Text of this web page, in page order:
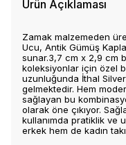
Ürün Açıklaması
Zamak malzemeden
Ucu, Antik Gümüş
sunar.3,7 cm x 2,9 cm
koleksiyonlar için özel
uzunluğunda İthal
gelmektedir. Hem
sağlayan bu
olarak öne çıkıyor.
kullanımda pratiklik ve
erkek hem de kadın